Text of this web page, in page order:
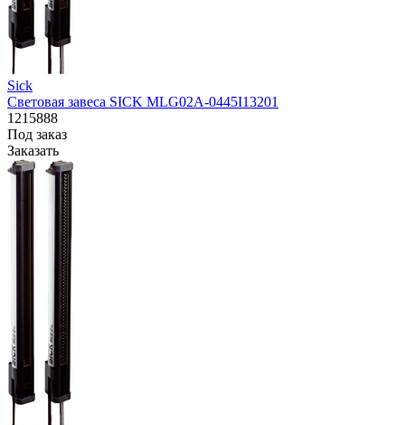
Sick
Световая завеса SICK MLG02A-0445I13201
1215888
Под заказ
Заказать